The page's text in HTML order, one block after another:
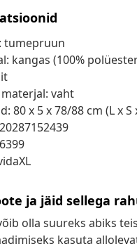
tumepruun
kangas (100%
materjal: vaht
80 x 5 x 78/88 cm (L x S
ja jäid sellega
olla suureks abiks
kasuta